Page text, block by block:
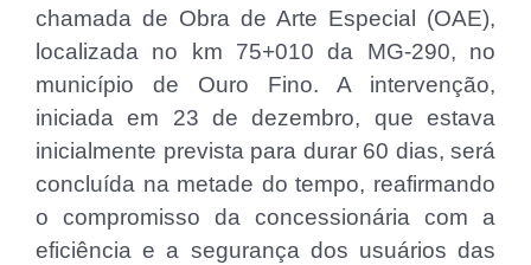
chamada de Obra de Arte Especial (OAE),
localizada no km 75+010 da MG-290, no
município de Ouro Fino. A intervenção,
iniciada em 23 de dezembro, que estava
inicialmente prevista para durar 60 dias, será
concluída na metade do tempo, reafirmando
o compromisso da concessionária com a
eficiência e a segurança dos usuários das